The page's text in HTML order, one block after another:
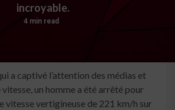
incroyable.
4 min read
a captivé l’attention des médias et
vitesse, un homme a été arrêté pour
vitesse vertigineuse de 221 km/h sur